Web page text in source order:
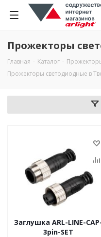
Прожекторы
Главная - Каталог -
Прожекторы светодиодные в
Заглушка ARL-LINE-
3pin-SET